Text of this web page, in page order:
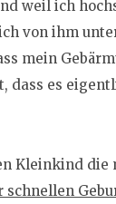
weil ich
von ihm
mein
dass es
Kleinkind die